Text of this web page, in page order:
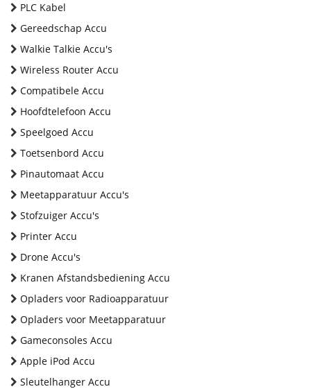
PLC Kabel
Gereedschap Accu
Walkie Talkie Accu's
Wireless Router Accu
Compatibele Accu
Hoofdtelefoon Accu
Speelgoed Accu
Toetsenbord Accu
Pinautomaat Accu
Meetapparatuur Accu's
Stofzuiger Accu's
Printer Accu
Drone Accu's
Kranen Afstandsbediening Accu
Opladers voor Radioapparatuur
Opladers voor Meetapparatuur
Gameconsoles Accu
Apple iPod Accu
Sleutelhanger Accu